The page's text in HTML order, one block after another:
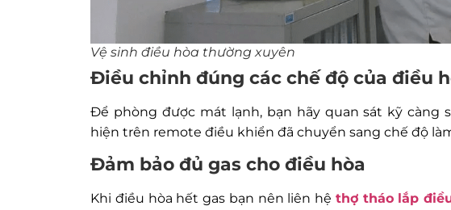
Vệ sinh điều hòa thường xuyên
Điều chỉnh đúng các chế độ của điều
Để phòng được mát lạnh, bạn hãy quan sát kỹ càng
hiện trên remote điều khiển đã chuyển sang chế độ
Đảm bảo đủ gas cho điều hòa
Khi điều hòa hết gas bạn nên liên hệ thợ tháo lắp